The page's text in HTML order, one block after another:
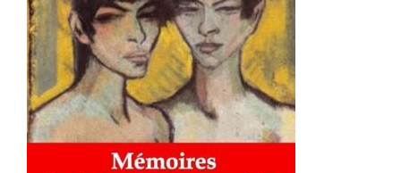
AJOUTER AU PANIER / DÉTAILS